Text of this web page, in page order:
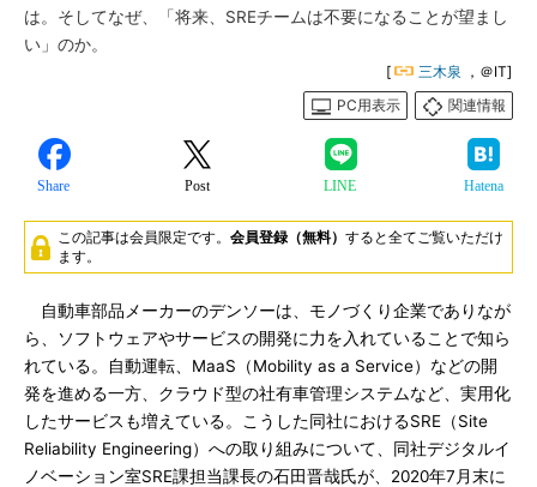
は。そしてなぜ、「将来、SREチームは不要になることが望まし
い」のか。
[ 三木泉 ，＠IT]
PC用表示
関連情報
Share Post LINE Hatena
この記事は会員限定です。 会員登録（無料） すると全てご覧いただけ
ます。
自動車部品メーカーのデンソーは、モノづくり企業でありなが
ら、ソフトウェアやサービスの開発に力を入れていることで知ら
れている。自動運転、MaaS（Mobility as a Service）などの開
発を進める一方、クラウド型の社有車管理システムなど、実用化
したサービスも増えている。こうした同社におけるSRE（Site
Reliability Engineering）への取り組みについて、同社デジタルイ
ノベーション室SRE課担当課長の石田晋哉氏が、2020年7月末に